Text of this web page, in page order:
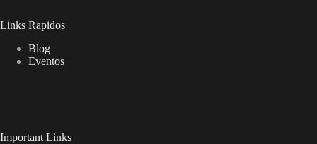
Links Rapidos
Blog
Eventos
Important Links